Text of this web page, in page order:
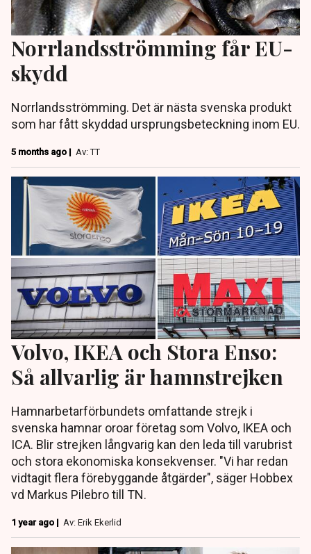
Norrlandsströmming får EU-
skydd
Norrlandsströmming. Det är nästa svenska produkt
som har fått skyddad ursprungsbeteckning inom EU.
5 months ago | Av: TT
Volvo, IKEA och Stora Enso:
Så allvarlig är hamnstrejken
Hamnarbetarförbundets omfattande strejk i
svenska hamnar oroar företag som Volvo, IKEA och
ICA. Blir strejken långvarig kan den leda till varubrist
och stora ekonomiska konsekvenser. "Vi har redan
vidtagit flera förebyggande åtgärder", säger Hobbex
vd Markus Pilebro till TN.
1 year ago | Av: Erik Ekerlid